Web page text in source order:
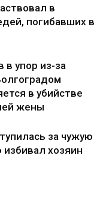
в
погибавших в
в упор из-за
в убийстве
жены
за чужую
избивал хозяин